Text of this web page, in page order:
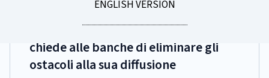
GO
ENGLISH VERSION
PUBBLICAZIONE:
5 AGOSTO 2026
Conto di base: la Banca d'Italia
chiede alle banche di eliminare gli
ostacoli alla sua diffusione